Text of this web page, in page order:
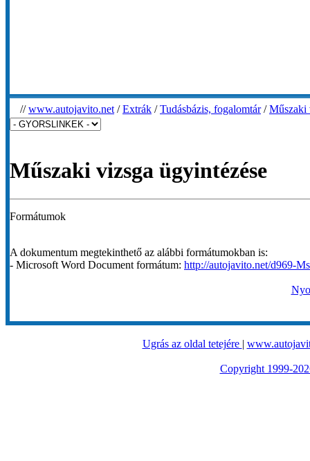
//www.autojavito.net /Extrák /Tudásbázis, fogalomtár/Műszaki
Műszaki vizsga ügyintézése
Formátumok
A dokumentum megtekinthető az alábbi formátumokban is:
- Microsoft Word Document formátum: http://autojavito.net/d969-
Ugrás az oldal tetejére |
Copyright 1999-